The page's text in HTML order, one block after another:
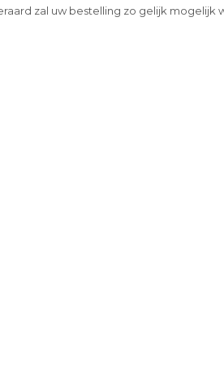
zal uw bestelling zo gelijk mogelijk